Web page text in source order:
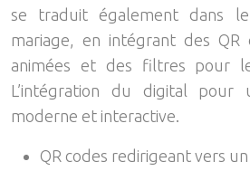
se traduit également dans
mariage, en intégrant des QR
animées et des filtres pour
L’intégration du digital pour
moderne et interactive.
QR codes redirigeant vers